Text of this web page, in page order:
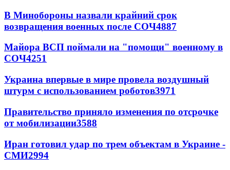
В Минобороны назвали крайний срок
возвращения военных после СОЧ4887
Майора ВСП поймали на "помощи" военному в
СОЧ4251
Украина впервые в мире провела воздушный
штурм с использованием роботов3971
Правительство приняло изменения по отсрочке
от мобилизации3588
Иран готовил удар по трем объектам в Украине -
СМИ2994